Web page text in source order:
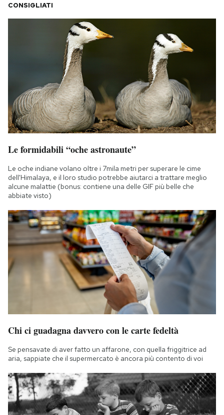
AREA PERSONALE
Area Personale
Newsletter
Notifiche mobile
Regala il Post
Hai bisogno di aiuto?
Esci
CONSIGLIATI
Le formidabili “oche astronaute”
Le oche indiane volano oltre i 7mila metri per superare le cime
dell'Himalaya, e il loro studio potrebbe aiutarci a trattare meglio
alcune malattie (bonus: contiene una delle GIF più belle che
abbiate visto)
Chi ci guadagna davvero con le carte fedeltà
Se pensavate di aver fatto un affarone, con quella friggitrice ad
aria, sappiate che il supermercato è ancora più contento di voi